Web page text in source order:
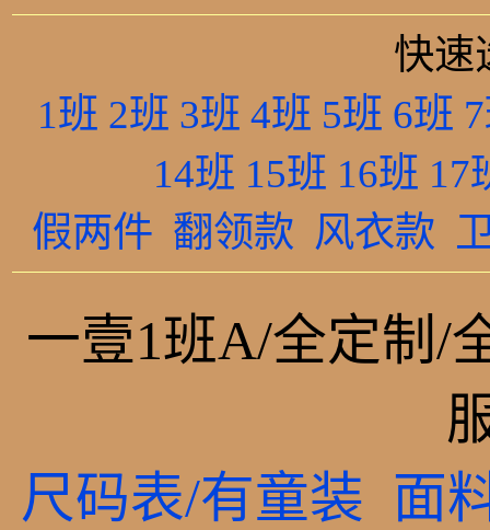
快速
1班 2班 3班 4班 5班 6班
14班 15班 16班 17
假两件 翻领款 风衣款
一壹1班A/全定制/
尺码表/有童装 面